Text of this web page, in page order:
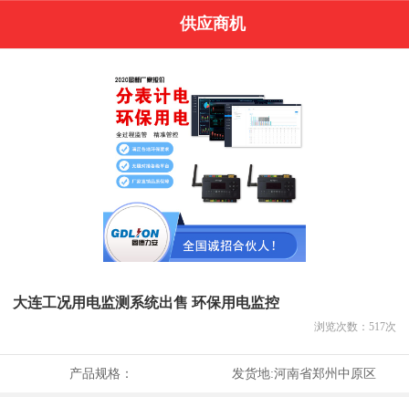
供应商机
大连工况用电监测系统出售 环保用电监控
浏览次数： 517次
产品规格： 发货地:河南省郑州中原区